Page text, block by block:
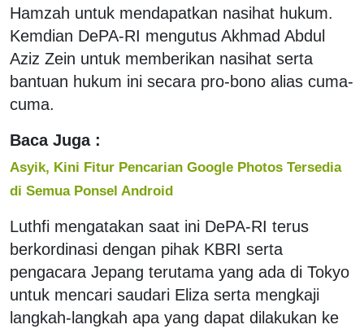
Hamzah untuk mendapatkan nasihat hukum.
Kemdian DePA-RI mengutus Akhmad Abdul
Aziz Zein untuk memberikan nasihat serta
bantuan hukum ini secara pro-bono alias cuma-
cuma.
Baca Juga :
Asyik, Kini Fitur Pencarian Google Photos Tersedia
di Semua Ponsel Android
Luthfi mengatakan saat ini DePA-RI terus
berkordinasi dengan pihak KBRI serta
pengacara Jepang terutama yang ada di Tokyo
untuk mencari saudari Eliza serta mengkaji
langkah-langkah apa yang dapat dilakukan ke